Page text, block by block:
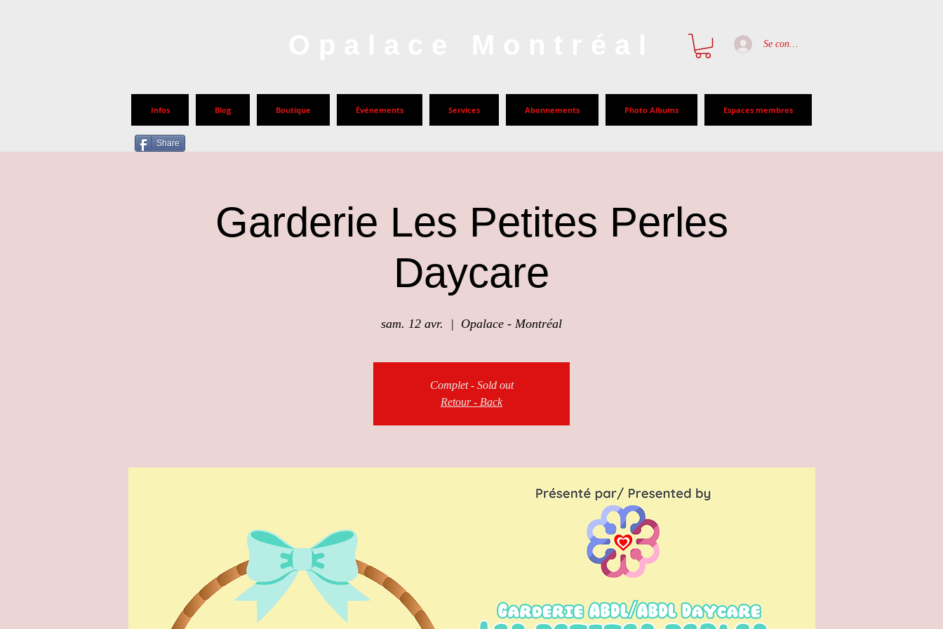
Se connecter
Infos Blog Boutique Événements Services Abonnements Photo Albums Espaces membres
Share
Garderie Les Petites Perles
Daycare
sam. 12 avr.
  |
Opalace - Montréal
Complet - Sold out
Retour - Back